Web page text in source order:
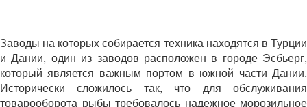
Заводы на которых собирается техника находятся в Турции
и Дании, один из заводов расположен в городе Эсбьерг,
который является важным портом в южной части Дании.
Исторически сложилось так, что для обслуживания
товарооборота рыбы требовалось надежное морозильное